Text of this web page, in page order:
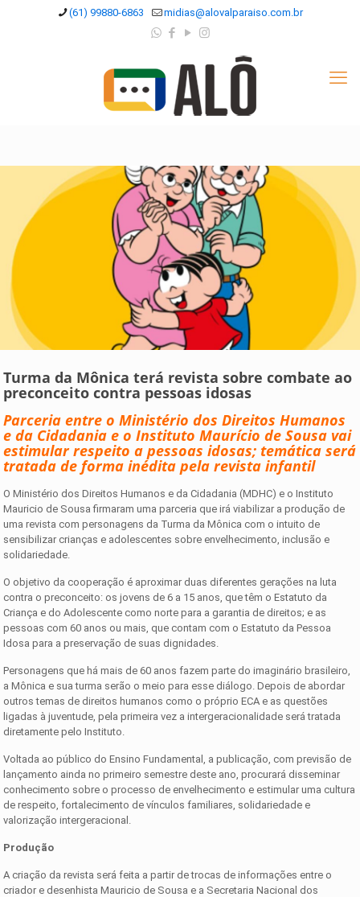
(61) 99880-6863 midias@alovalparaiso.com.br
Turma da Mônica terá revista sobre combate ao
preconceito contra pessoas idosas
Parceria entre o Ministério dos Direitos Humanos
e da Cidadania e o Instituto Maurício de Sousa vai
estimular respeito a pessoas idosas; temática será
tratada de forma inédita pela revista infantil
O Ministério dos Direitos Humanos e da Cidadania (MDHC) e o Instituto
Mauricio de Sousa firmaram uma parceria que irá viabilizar a produção de
uma revista com personagens da Turma da Mônica com o intuito de
sensibilizar crianças e adolescentes sobre envelhecimento, inclusão e
solidariedade.
O objetivo da cooperação é aproximar duas diferentes gerações na luta
contra o preconceito: os jovens de 6 a 15 anos, que têm o Estatuto da
Criança e do Adolescente como norte para a garantia de direitos; e as
pessoas com 60 anos ou mais, que contam com o Estatuto da Pessoa
Idosa para a preservação de suas dignidades.
Personagens que há mais de 60 anos fazem parte do imaginário brasileiro,
a Mônica e sua turma serão o meio para esse diálogo. Depois de abordar
outros temas de direitos humanos como o próprio ECA e as questões
ligadas à juventude, pela primeira vez a intergeracionalidade será tratada
diretamente pelo Instituto.
Voltada ao público do Ensino Fundamental, a publicação, com previsão de
lançamento ainda no primeiro semestre deste ano, procurará disseminar
conhecimento sobre o processo de envelhecimento e estimular uma cultura
de respeito, fortalecimento de vínculos familiares, solidariedade e
valorização intergeracional.
Produção
A criação da revista será feita a partir de trocas de informações entre o
criador e desenhista Mauricio de Sousa e a Secretaria Nacional dos